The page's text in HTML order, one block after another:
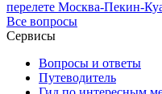
перелете Москва-Пекин-
Все вопросы
Сервисы
Вопросы и ответы
Путеводитель